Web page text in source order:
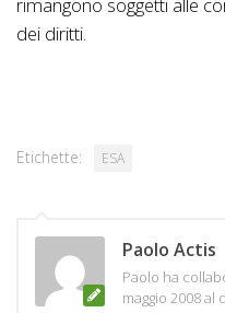
dei diritti.
Etichette: ESA
Paolo Actis
Paolo ha
maggio 2008 al